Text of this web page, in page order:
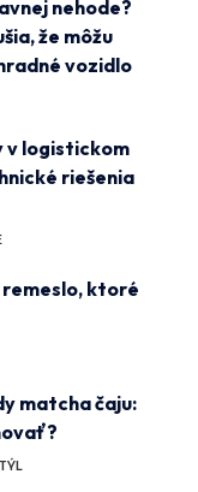
nehode?
že môžu
vozidlo
v logistickom
riešenia
ktoré
matcha čaju: